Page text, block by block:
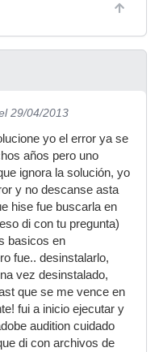
29/04/2013
yo el error ya se
años pero uno
ignora la solución, yo
y no descanse asta
hise fue buscarla en
di con tu pregunta)
basicos en
fue.. desinstalarlo,
vez desinstalado,
que se me vence en
fui a inicio ejecutar y
audition cuidado
di con archivos de